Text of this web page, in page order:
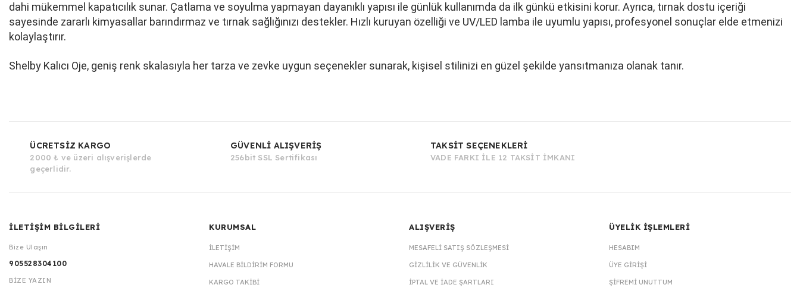
dahi mükemmel kapatıcılık sunar. Çatlama ve soyulma yapmayan dayanıklı yapısı ile günlük kullanımda da ilk günkü etkisini korur. Ayrıca, tırnak dostu içeriği
sayesinde zararlı kimyasallar barındırmaz ve tırnak sağlığınızı destekler. Hızlı kuruyan özelliği ve UV/LED lamba ile uyumlu yapısı, profesyonel sonuçlar elde etmenizi
kolaylaştırır.
Shelby Kalıcı Oje, geniş renk skalasıyla her tarza ve zevke uygun seçenekler sunarak, kişisel stilinizi en güzel şekilde yansıtmanıza olanak tanır.
ÜCRETSİZ KARGO
2000 ₺ ve üzeri alışverişlerde
geçerlidir.
GÜVENLİ ALIŞVERİŞ
256bit SSL Sertifikası
TAKSİT SEÇENEKLERİ
VADE FARKI İLE 12 TAKSİT İMKANI
İLETİŞİM BİLGİLERİ
Bize Ulaşın
905528304100
BİZE YAZIN
KURUMSAL
İLETIŞIM
HAVALE BILDIRIM FORMU
KARGO TAKIBI
ALIŞVERİŞ
MESAFELI SATIŞ SÖZLEŞMESI
GIZLILIK VE GÜVENLIK
İPTAL VE İADE ŞARTLARI
ÜYELİK İŞLEMLERİ
HESABIM
ÜYE GIRIŞI
ŞIFREMI UNUTTUM